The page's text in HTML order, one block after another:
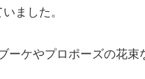
ました。
ーケやプロポーズの花束